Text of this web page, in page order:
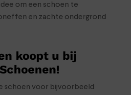
om een schoen te
en zachte ondergrond
koopt u bij
schoen voor bijvoorbeeld